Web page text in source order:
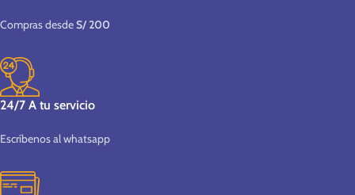
Compras desdeS/ 200
24/7 A tu servicio
Escríbenos al whatsapp